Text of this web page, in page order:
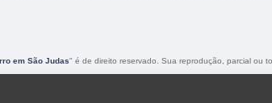
em São Judas" é de direito reservado. Sua reprodução, parcial ou